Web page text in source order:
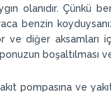
olanıdır. Çünkü
benzin
ve diğer
boşaltılması
pompasına ve